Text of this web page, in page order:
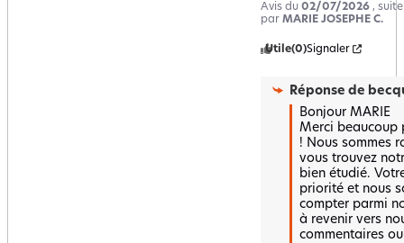
Avis du 02/07/2026 ,
par MARIE JOSEPHE C.
Utile(0)Signaler
Réponse de
Bonjour MARIE
Merci beaucoup
! Nous sommes
vous trouvez
bien étudié.
priorité et nous
compter parmi
à revenir vers
commentaires